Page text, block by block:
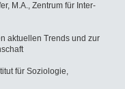
M.A., Zentrum für Inter-
aktuellen Trends und zur
für Soziologie,